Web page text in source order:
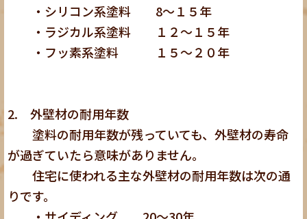
・シリコン系塗料 8～１５年
・ラジカル系塗料 １２～１５年
・フッ素系塗料 １５～２０年
2. 外壁材の耐用年数
塗料の耐用年数が残っていても、外壁材の寿命
が過ぎていたら意味がありません。
住宅に使われる主な外壁材の耐用年数は次の通
りです。